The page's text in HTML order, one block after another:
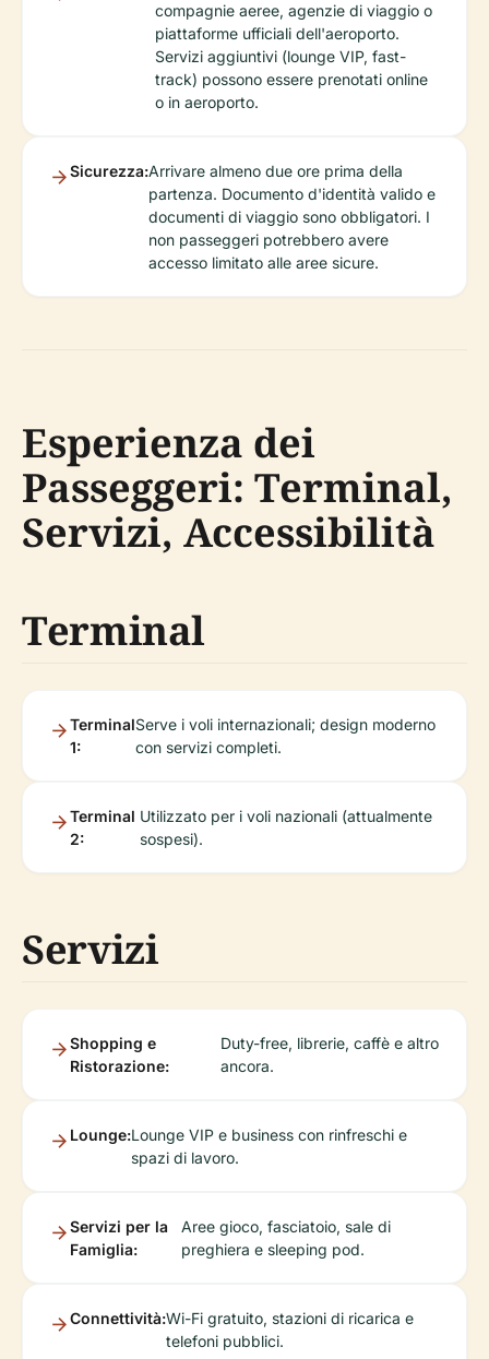
compagnie aeree, agenzie di viaggio o
piattaforme ufficiali dell'aeroporto.
Servizi aggiuntivi (lounge VIP, fast-
track) possono essere prenotati online
o in aeroporto.
Sicurezza:Arrivare almeno due ore prima della
partenza. Documento d'identità valido e
documenti di viaggio sono obbligatori. I
non passeggeri potrebbero avere
accesso limitato alle aree sicure.
Esperienza dei
Passeggeri: Terminal,
Servizi, Accessibilità
Terminal
Terminal
1:
Serve i voli internazionali; design moderno
con servizi completi.
Terminal
2:
Utilizzato per i voli nazionali (attualmente
sospesi).
Servizi
Shopping e
Ristorazione:
Duty-free, librerie, caffè e altro
ancora.
Lounge:Lounge VIP e business con rinfreschi e
spazi di lavoro.
Servizi per la
Famiglia:
Aree gioco, fasciatoio, sale di
preghiera e sleeping pod.
Connettività:Wi-Fi gratuito, stazioni di ricarica e
telefoni pubblici.